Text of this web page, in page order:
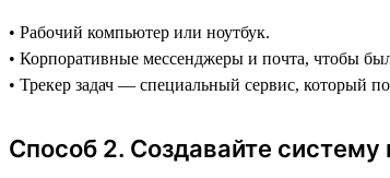
• Рабочий компьютер или ноутбук.
• Корпоративные мессенджеры и почта, чтобы
• Трекер задач — специальный сервис, который
Способ 2. Создавайте систему